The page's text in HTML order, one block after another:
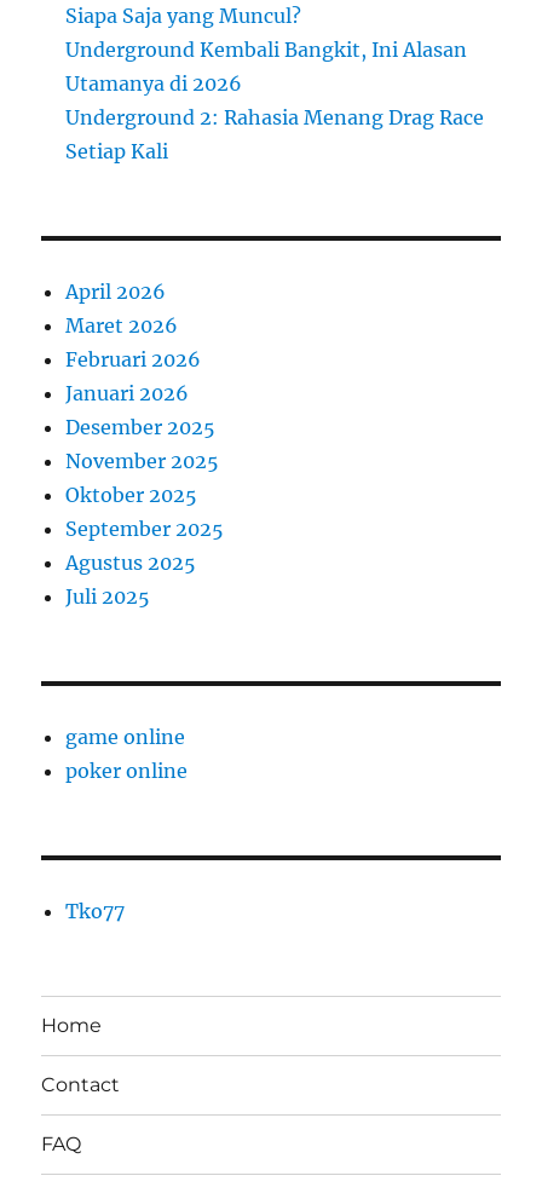
Siapa Saja yang Muncul?
Underground Kembali Bangkit, Ini Alasan
Utamanya di 2026
Underground 2: Rahasia Menang Drag Race
Setiap Kali
April 2026
Maret 2026
Februari 2026
Januari 2026
Desember 2025
November 2025
Oktober 2025
September 2025
Agustus 2025
Juli 2025
game online
poker online
Tko77
Home
Contact
FAQ